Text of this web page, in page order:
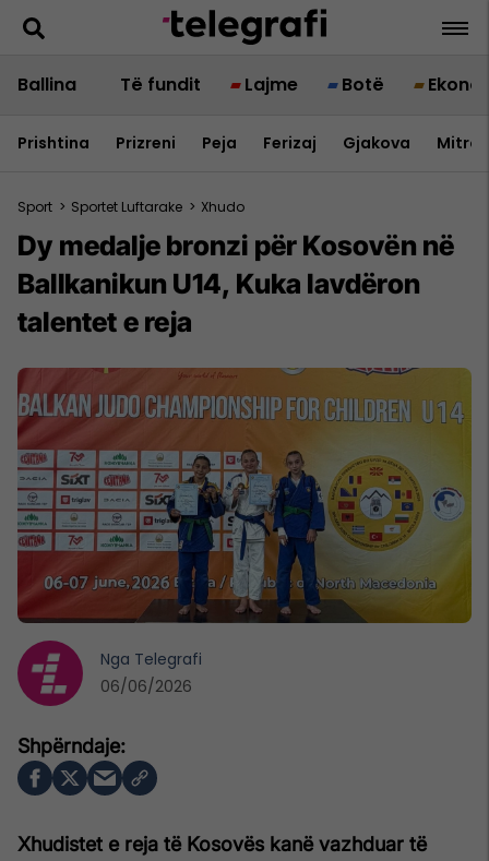
Ballina Të fundit Lajme Botë
Prishtina Prizreni Peja Ferizaj Gjakova
Sport > Sportet Luftarake > Xhudo
Dy medalje bronzi për Kosovën në
Ballkanikun U14, Kuka lavdëron
talentet e reja
Xhudistet e reja të Kosovës kanë vazhduar të
Nga Telegrafi
06/06/2026